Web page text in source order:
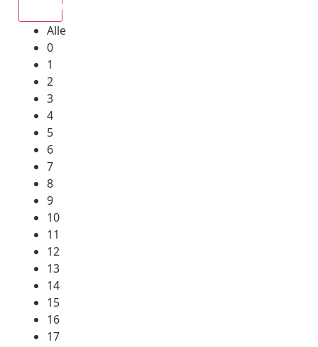
Alle
0
1
2
3
4
5
6
7
8
9
10
11
12
13
14
15
16
17